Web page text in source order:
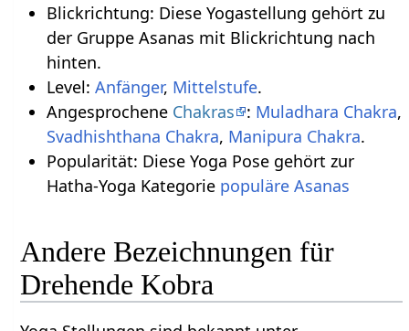
Blickrichtung: Diese Yogastellung gehört zu
der Gruppe Asanas mit Blickrichtung nach
hinten.
Level: Anfänger, Mittelstufe.
Angesprochene Chakras : Muladhara Chakra,
Svadhishthana Chakra, Manipura Chakra.
Popularität: Diese Yoga Pose gehört zur
Hatha-Yoga Kategorie populäre Asanas
Andere Bezeichnungen für
Drehende Kobra